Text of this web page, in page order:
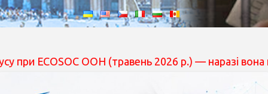
ECOSOC ООН (травень 2026 р.) — наразі вона